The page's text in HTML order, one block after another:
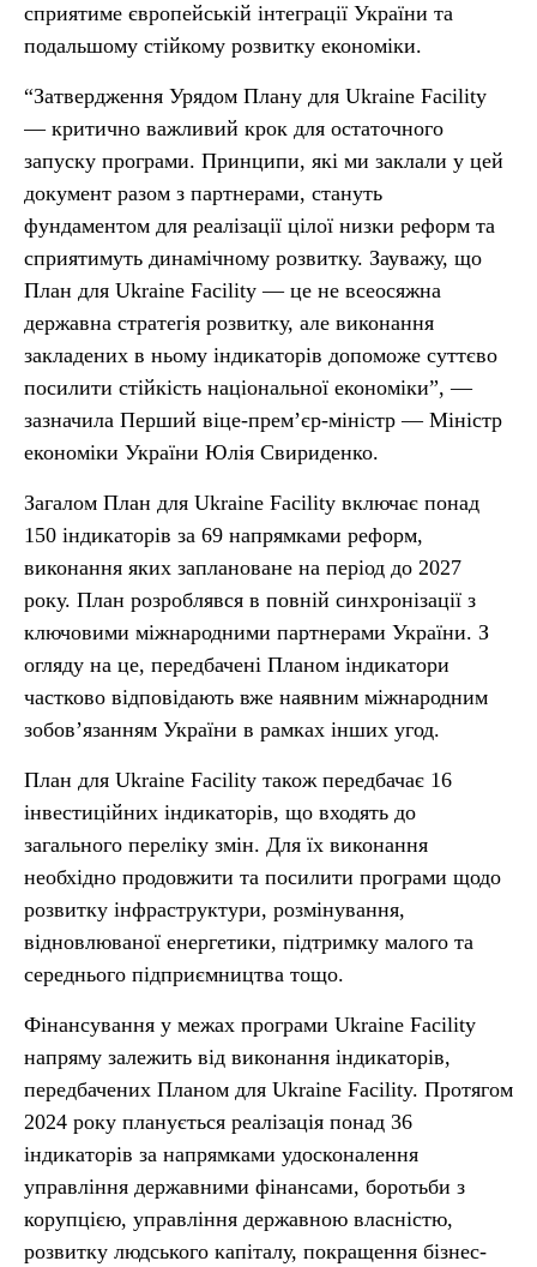
сприятиме європейській інтеграції України та
подальшому стійкому розвитку економіки.
“Затвердження Урядом Плану для Ukraine Facility
— критично важливий крок для остаточного
запуску програми. Принципи, які ми заклали у цей
документ разом з партнерами, стануть
фундаментом для реалізації цілої низки реформ та
сприятимуть динамічному розвитку. Зауважу, що
План для Ukraine Facility — це не всеосяжна
державна стратегія розвитку, але виконання
закладених в ньому індикаторів допоможе суттєво
посилити стійкість національної економіки”, —
зазначила Перший віце-прем’єр-міністр — Міністр
економіки України Юлія Свириденко.
Загалом План для Ukraine Facility включає понад
150 індикаторів за 69 напрямками реформ,
виконання яких заплановане на період до 2027
року. План розроблявся в повній синхронізації з
ключовими міжнародними партнерами України. З
огляду на це, передбачені Планом індикатори
частково відповідають вже наявним міжнародним
зобов’язанням України в рамках інших угод.
План для Ukraine Facility також передбачає 16
інвестиційних індикаторів, що входять до
загального переліку змін. Для їх виконання
необхідно продовжити та посилити програми щодо
розвитку інфраструктури, розмінування,
відновлюваної енергетики, підтримку малого та
середнього підприємництва тощо.
Фінансування у межах програми Ukraine Facility
напряму залежить від виконання індикаторів,
передбачених Планом для Ukraine Facility. Протягом
2024 року планується реалізація понад 36
індикаторів за напрямками удосконалення
управління державними фінансами, боротьби з
корупцією, управління державною власністю,
розвитку людського капіталу, покращення бізнес-